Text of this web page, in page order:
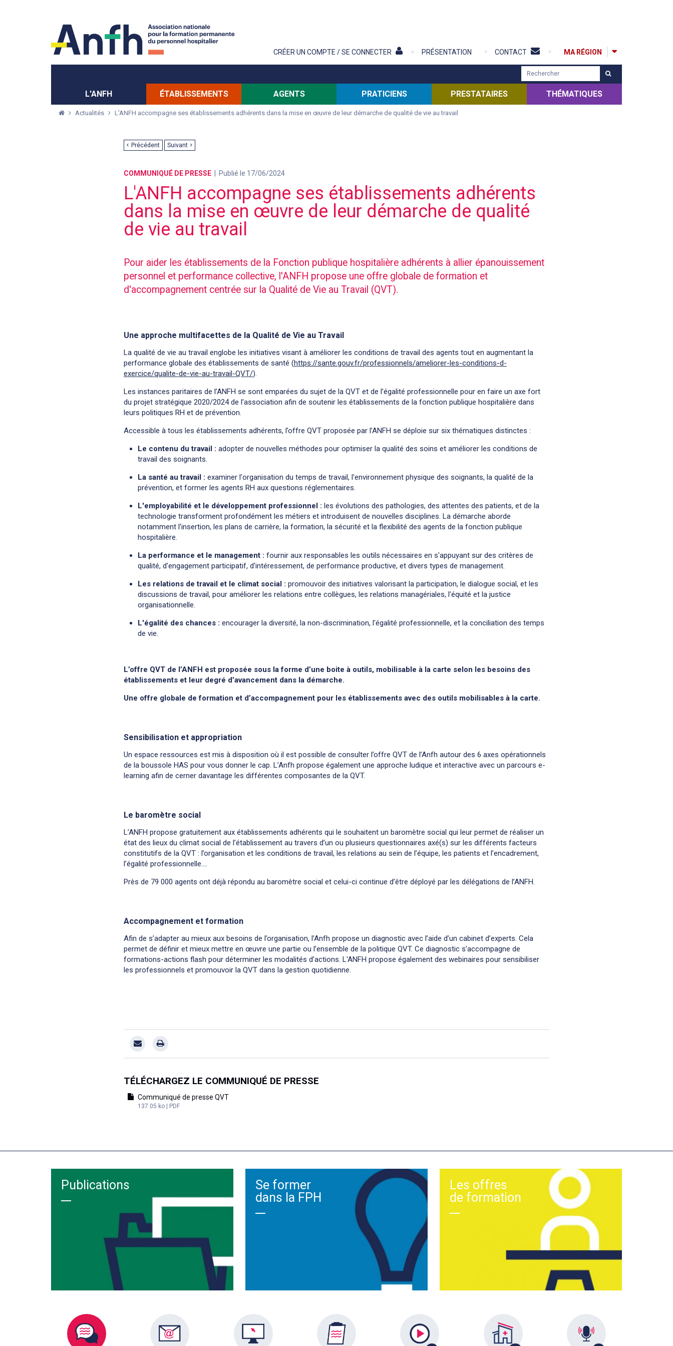
CRÉER UN COMPTE / SE CONNECTER PRÉSENTATION CONTACT MA RÉGION
e
c
h
L'ANFH ÉTABLISSEMENTS AGENTS PRATICIENS PRESTATAIRES THÉMATIQUES
Actualités L'ANFH accompagne ses établissements adhérents dans la mise en œuvre de leur démarche de qualité de vie au travail
Précédent Suivant
COMMUNIQUÉ DE PRESSE Publié le 17/06/2024
L'ANFH accompagne ses établissements adhérents
dans la mise en œuvre de leur démarche de qualité
de vie au travail
Pour aider les établissements de la Fonction publique hospitalière adhérents à allier épanouissement
personnel et performance collective, l'ANFH propose une offre globale de formation et
d'accompagnement centrée sur la Qualité de Vie au Travail (QVT).
Une approche multifacettes de la Qualité de Vie au Travail
La qualité de vie au travail englobe les initiatives visant à améliorer les conditions de travail des agents tout en augmentant la
performance globale des établissements de santé (https://sante.gouv.fr/professionnels/ameliorer-les-conditions-d-
exercice/qualite-de-vie-au-travail-QVT/).
Les instances paritaires de l’ANFH se sont emparées du sujet de la QVT et de l’égalité professionnelle pour en faire un axe fort
du projet stratégique 2020/2024 de l’association afin de soutenir les établissements de la fonction publique hospitalière dans
leurs politiques RH et de prévention.
Accessible à tous les établissements adhérents, l’offre QVT proposée par l’ANFH se déploie sur six thématiques distinctes :
Le contenu du travail : adopter de nouvelles méthodes pour optimiser la qualité des soins et améliorer les conditions de
travail des soignants.
La santé au travail : examiner l'organisation du temps de travail, l'environnement physique des soignants, la qualité de la
prévention, et former les agents RH aux questions réglementaires.
L'employabilité et le développement professionnel : les évolutions des pathologies, des attentes des patients, et de la
technologie transforment profondément les métiers et introduisent de nouvelles disciplines. La démarche aborde
notamment l'insertion, les plans de carrière, la formation, la sécurité et la flexibilité des agents de la fonction publique
hospitalière.
La performance et le management : fournir aux responsables les outils nécessaires en s'appuyant sur des critères de
qualité, d'engagement participatif, d'intéressement, de performance productive, et divers types de management.
Les relations de travail et le climat social : promouvoir des initiatives valorisant la participation, le dialogue social, et les
discussions de travail, pour améliorer les relations entre collègues, les relations managériales, l'équité et la justice
organisationnelle.
L'égalité des chances : encourager la diversité, la non-discrimination, l'égalité professionnelle, et la conciliation des temps
de vie.
L’offre QVT de l’ANFH est proposée sous la forme d’une boite à outils, mobilisable à la carte selon les besoins des
établissements et leur degré d’avancement dans la démarche.
Une offre globale de formation et d’accompagnement pour les établissements avec des outils mobilisables à la carte.
Sensibilisation et appropriation
Un espace ressources est mis à disposition où il est possible de consulter l’offre QVT de l’Anfh autour des 6 axes opérationnels
de la boussole HAS pour vous donner le cap. L’Anfh propose également une approche ludique et interactive avec un parcours e-
learning afin de cerner davantage les différentes composantes de la QVT.
Le baromètre social
L’ANFH propose gratuitement aux établissements adhérents qui le souhaitent un baromètre social qui leur permet de réaliser un
état des lieux du climat social de l’établissement au travers d’un ou plusieurs questionnaires axé(s) sur les différents facteurs
constitutifs de la QVT : l’organisation et les conditions de travail, les relations au sein de l’équipe, les patients et l’encadrement,
l’égalité professionnelle….
Près de 79 000 agents ont déjà répondu au baromètre social et celui-ci continue d’être déployé par les délégations de l’ANFH.
Accompagnement et formation
Afin de s’adapter au mieux aux besoins de l’organisation, l’Anfh propose un diagnostic avec l’aide d’un cabinet d’experts. Cela
permet de définir et mieux mettre en œuvre une partie ou l’ensemble de la politique QVT. Ce diagnostic s’accompagne de
formations-actions flash pour déterminer les modalités d’actions. L'ANFH propose également des webinaires pour sensibiliser
les professionnels et promouvoir la QVT dans la gestion quotidienne.
TÉLÉCHARGEZ LE COMMUNIQUÉ DE PRESSE
Communiqué de presse QVT
137.05 ko | PDF
Publications
Se former
dans la FPH
Les offres
de formation